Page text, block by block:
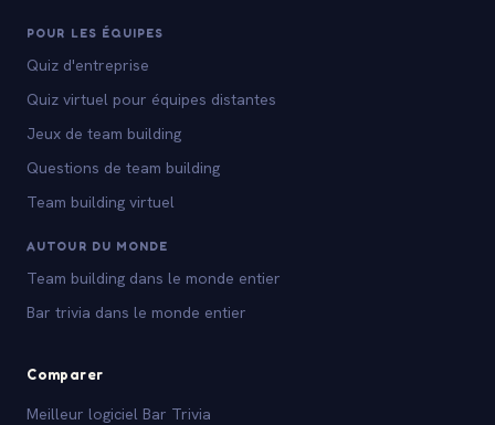
POUR LES ÉQUIPES
Quiz d'entreprise
Quiz virtuel pour équipes distantes
Jeux de team building
Questions de team building
Team building virtuel
AUTOUR DU MONDE
Team building dans le monde entier
Bar trivia dans le monde entier
Comparer
Meilleur logiciel Bar Trivia